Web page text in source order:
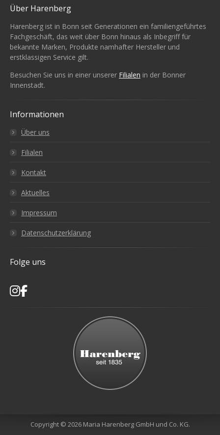
Über Harenberg
Harenberg ist in Bonn seit Generationen ein familiengeführtes
Fachgeschäft, das weit über Bonn hinaus als Inbegriff für
bekannte Marken, Produkte namhafter Hersteller und
erstklassigen Service gilt.
Besuchen Sie uns in einer unserer Filialen in der Bonner
Innenstadt.
Informationen
Über uns
Filialen
Kontakt
Aktuelles
Impressum
Datenschutzerklärung
Folge uns
Copyright © 2026 Maria Harenberg GmbH und Co. KG.